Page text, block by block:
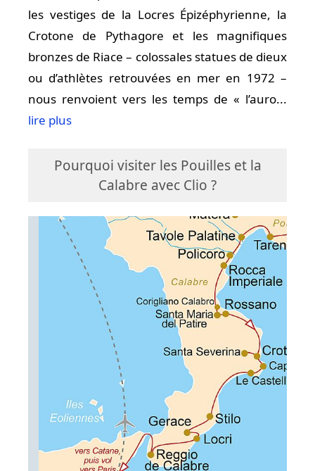
les vestiges de la Locres Épizéphyrienne, la
Crotone de Pythagore et les magnifiques
bronzes de Riace – colossales statues de dieux
ou d’athlètes retrouvées en mer en 1972 –
nous renvoient vers les temps de « l’auro...
lire plus
Pourquoi visiter les Pouilles et la
Calabre avec Clio ?